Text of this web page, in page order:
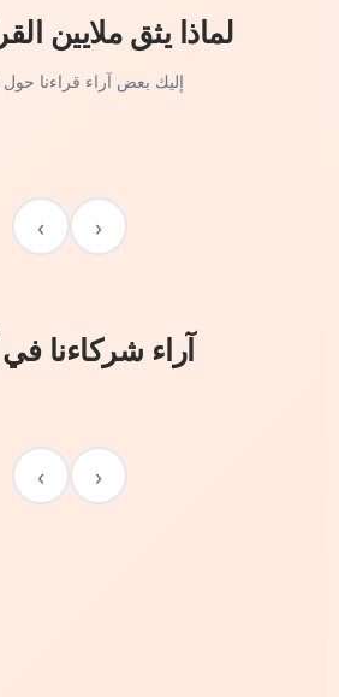
لماذا يثق ملايين
إليك بعض آراء قراءنا حول
‹
›
آراء شركاءنا
‹
›